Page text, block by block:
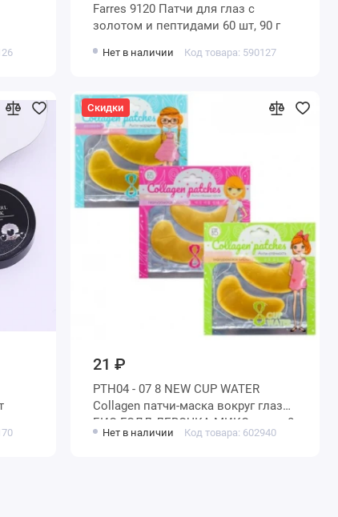
Farres 9120 Патчи для глаз с
золотом и пептидами 60 шт, 90 г
Нет в наличии Код товара: 590127
Скидки
21 ₽
PTH04 - 07 8 NEW CUP WATER
Collagen патчи-маска вокруг глаз
БИО-ГОЛД ДЕВОЧКА МИКС пакет 8
грНет в наличии Код товара: 602940